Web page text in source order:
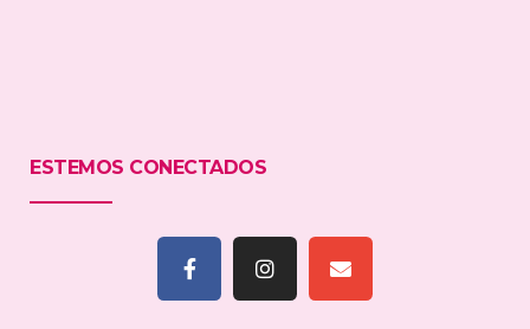
ESTEMOS CONECTADOS